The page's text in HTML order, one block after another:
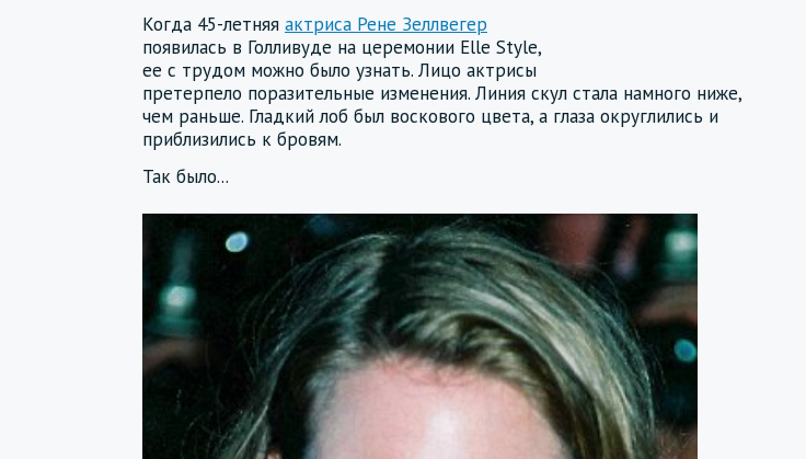
Когда 45-летняя актриса Рене Зеллвегер
появилась в Голливуде на церемонии Elle Style,
ее с трудом можно было узнать. Лицо актрисы
претерпело поразительные изменения. Линия скул стала намного ниже,
чем раньше. Гладкий лоб был воскового цвета, а глаза округлились и
приблизились к бровям.
Так было...